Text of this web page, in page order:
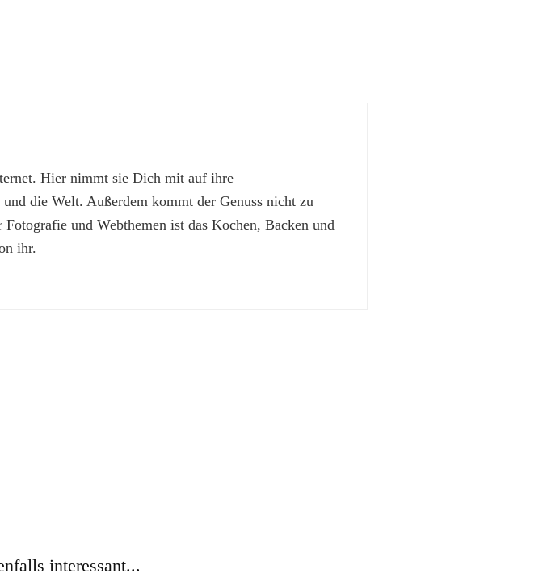
Hier nimmt sie Dich mit auf ihre
die Welt. Außerdem kommt der Genuss nicht zu
und Webthemen ist das Kochen, Backen und
ihr.
interessant...